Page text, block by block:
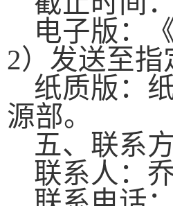
电子版：
2）发送至指
纸质版：
源部。
五、联系
联系人：